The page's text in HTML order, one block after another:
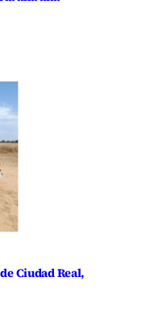
Ciudad Real,